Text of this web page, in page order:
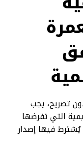
تصريح، يجب
التي تفرضها
يُشترط فيها إصدار